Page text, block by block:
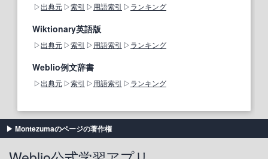
出典元 索引 用語索引 ランキング
Wiktionary英語版
出典元 索引 用語索引 ランキング
Weblio例文辞書
出典元 索引 用語索引 ランキング
Montezumaのページの著作権